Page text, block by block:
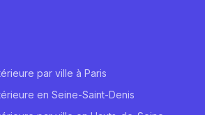
par ville à Paris
en Seine-Saint-Denis